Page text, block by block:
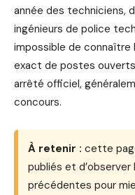
année des techniciens,
ingénieurs de police
impossible de connaître
exact de postes
arrêté officiel,
concours.
À retenir : cette
publiés et
précédentes pour